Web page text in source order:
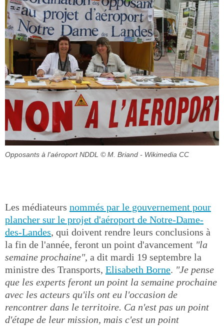
Opposants à l'aéroport NDDL © M. Briand - Wikimedia CC
Les médiateurs nommés par le gouvernement pour
plancher sur le projet d'aéroport de Notre-Dame-
des-Landes, qui doivent rendre leurs conclusions à
la fin de l'année, feront un point d'avancement "la
semaine prochaine", a dit mardi 19 septembre la
ministre des Transports, Elisabeth Borne. "Je pense
que les experts feront un point la semaine prochaine
avec les acteurs qu'ils ont eu l'occasion de
rencontrer dans le territoire. Ca n'est pas un point
d'étape de leur mission, mais c'est un point